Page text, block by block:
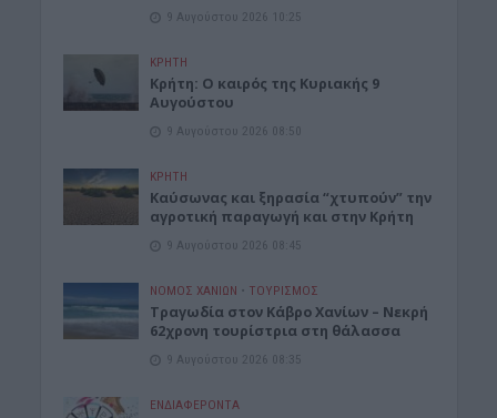
9 Αυγούστου 2026 10:25
ΚΡΗΤΗ
Κρήτη: Ο καιρός της Κυριακής 9
Αυγούστου
9 Αυγούστου 2026 08:50
ΚΡΗΤΗ
Καύσωνας και ξηρασία “χτυπούν” την
αγροτική παραγωγή και στην Κρήτη
9 Αυγούστου 2026 08:45
ΝΟΜΌΣ ΧΑΝΊΩΝ • ΤΟΥΡΙΣΜΟΣ
Τραγωδία στον Κάβρο Χανίων – Νεκρή
62χρονη τουρίστρια στη θάλασσα
9 Αυγούστου 2026 08:35
ΕΝΔΙΑΦΕΡΟΝΤΑ